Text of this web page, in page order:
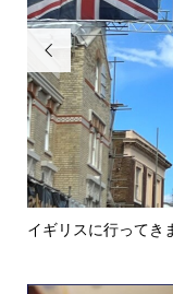

イギリスに行って